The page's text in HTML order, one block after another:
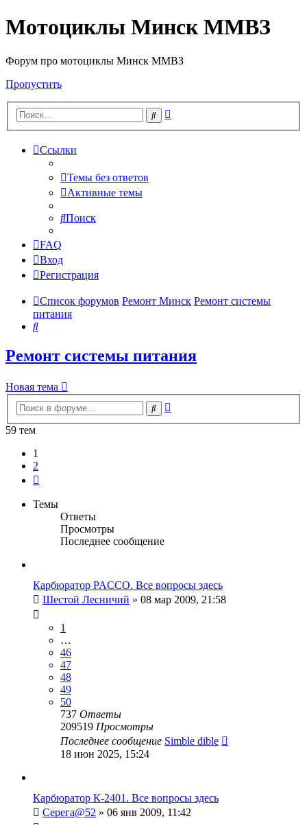
Мотоциклы Минск ММВЗ
Форум про мотоциклы Минск ММВЗ
Пропустить
Поиск
Ссылки
Темы без ответов
Активные темы
Поиск
FAQ
Вход
Регистрация
Список форумов Ремонт Минск Ремонт системы
питания
Поиск
Ремонт системы питания
Новая тема
Поиск
59 тем
1
2
Темы
Ответы
Просмотры
Последнее сообщение
Карбюратор PACCO. Все вопросы здесь
Шестой Лесничий » 08 мар 2009, 21:58
1
…
46
47
48
49
50
737 Ответы
209519 Просмотры
Последнее сообщение Simble dible
18 июн 2025, 15:24
Карбюратор К-2401. Все вопросы здесь
Серега@52 » 06 янв 2009, 11:42